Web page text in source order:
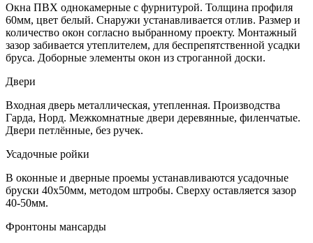
Окна ПВХ однокамерные с фурнитурой. Толщина профиля
60мм, цвет белый. Снаружи устанавливается отлив. Размер и
количество окон согласно выбранному проекту. Монтажный
зазор забивается утеплителем, для беспрепятственной усадки
бруса. Доборные элементы окон из строганной доски.
Двери
Входная дверь металлическая, утепленная. Производства
Гарда, Норд. Межкомнатные двери деревянные, филенчатые.
Двери петлённые, без ручек.
Усадочные ройки
В оконные и дверные проемы устанавливаются усадочные
бруски 40х50мм, методом штробы. Сверху оставляется зазор
40-50мм.
Фронтоны мансарды